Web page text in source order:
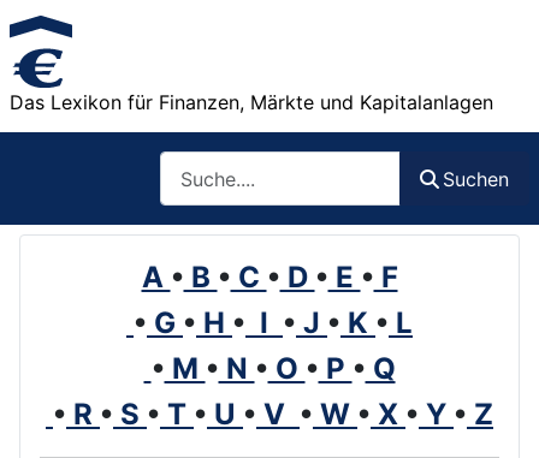
Das Lexikon für Finanzen, Märkte und Kapitalanlagen
Suchen
A • B • C • D • E • F
• G • H • I • J • K • L
• M • N • O • P • Q
• R • S • T • U • V • W • X • Y • Z